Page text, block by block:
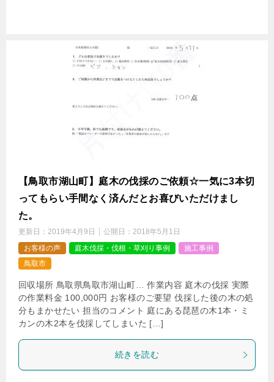
【鳥取市湖山町】庭木の伐採のご依頼☆一気に3本切
ってもらい手間なく済んだとお喜びいただけまし
た。
更新日： 2019年4月9日 公開日： 2018年5月1日
お客様の声
庭木伐採・伐根・草刈り事例
施工事例
鳥取市
回収場所 鳥取県鳥取市湖山町… 作業内容 庭木の伐採 実際
の作業料金 100,000円 お客様のご要望 伐採した後の木の処
分もまかせたい 担当のコメント 庭にある琵琶の木1本・ミ
カンの木2本を伐採してしまいた […]
続きを読む